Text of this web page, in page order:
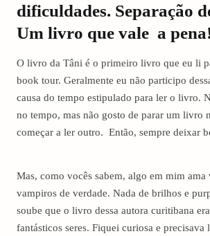
dificuldades. Separação
Um livro que vale a pena!
O livro da Tâni é o primeiro livro que eu li
book tour. Geralmente eu não participo
causa do tempo estipulado para ler o livro.
no tempo, mas não gosto de parar um livro
começar a ler outro. Então, sempre deixar
Mas, como vocês sabem, algo em mim ama
vampiros de verdade. Nada de brilhos e
soube que o livro dessa autora curitibana
fantásticos seres. Fiquei curiosa e precisava